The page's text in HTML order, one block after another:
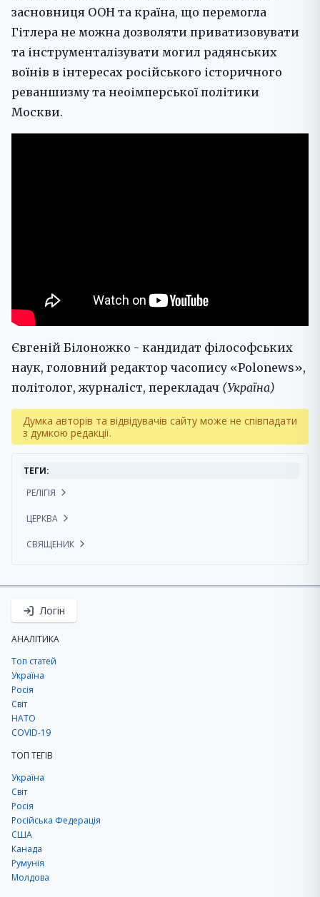
засновниця ООН та країна, що перемогла
Гітлера не можна дозволяти приватизовувати
та інструменталізувати могил радянських
воїнів в інтересах російського історичного
реваншизму та неоімперської політики
Москви.
Євгеній Білоножко - кандидат філософських
наук, головний редактор часопису «Polonews»,
політолог, журналіст, перекладач (Україна)
Думка авторів та відвідувачів сайту може не співпадати
з думкою редакції.
ТЕГИ:
РЕЛІГІЯ
ЦЕРКВА
СВЯЩЕНИК
Логін
АНАЛІТИКА
Топ статей
Україна
Росія
Світ
НАТО
COVID-19
ТОП ТЕГІВ
Україна
Світ
Росія
Російська Федерація
США
Канада
Румунія
Молдова